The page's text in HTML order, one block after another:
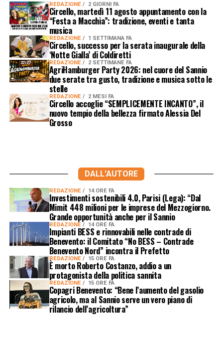
REDAZIONE 2 GIORNI FA
Circello, martedì 11 agosto appuntamento con la
“Festa a Macchia”: tradizione, eventi e tanta
musica
REDAZIONE 1 SETTIMANA FA
Circello, successo per la serata inaugurale della
‘Notte Gialla’ di Coldiretti
REDAZIONE 2 SETTIMANE FA
AgriHamburger Party 2026: nel cuore del Sannio
due serate tra gusto, tradizione e musica sotto le
stelle
REDAZIONE 2 MESI FA
Circello accoglie “SEMPLICEMENTE INCANTO”, il
nuovo tempio della bellezza firmato Alessia Del
Grosso
DALL'AUTORE
REDAZIONE 14 ORE FA
Investimenti sostenibili 4.0, Parisi (Lega): “Dal
Mimit 448 milioni per le imprese del Mezzogiorno.
Grande opportunità anche per il Sannio
REDAZIONE 14 ORE FA
Impianti BESS e rinnovabili nelle contrade di
Benevento: il Comitato “No BESS – Contrade
Benevento Nord” incontra il Prefetto
REDAZIONE 15 ORE FA
È morto Roberto Costanzo, addio a un
protagonista della politica sannita
REDAZIONE 15 ORE FA
Copagri Benevento: “Bene l’aumento del gasolio
agricolo, ma al Sannio serve un vero piano di
rilancio dell’agricoltura”